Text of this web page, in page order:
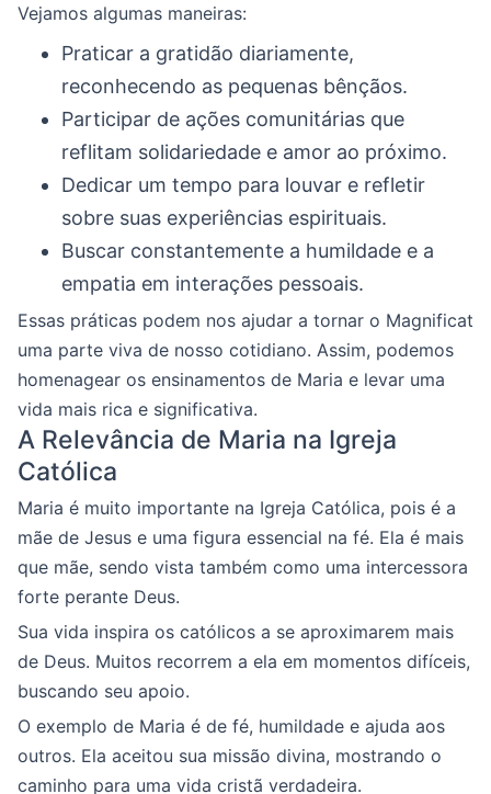
Vejamos algumas maneiras:
Praticar a gratidão diariamente,
reconhecendo as pequenas bênçãos.
Participar de ações comunitárias que
reflitam solidariedade e amor ao próximo.
Dedicar um tempo para louvar e refletir
sobre suas experiências espirituais.
Buscar constantemente a humildade e a
empatia em interações pessoais.
Essas práticas podem nos ajudar a tornar o Magnificat
uma parte viva de nosso cotidiano. Assim, podemos
homenagear os ensinamentos de Maria e levar uma
vida mais rica e significativa.
A Relevância de Maria na Igreja
Católica
Maria é muito importante na Igreja Católica, pois é a
mãe de Jesus e uma figura essencial na fé. Ela é mais
que mãe, sendo vista também como uma intercessora
forte perante Deus.
Sua vida inspira os católicos a se aproximarem mais
de Deus. Muitos recorrem a ela em momentos difíceis,
buscando seu apoio.
O exemplo de Maria é de fé, humildade e ajuda aos
outros. Ela aceitou sua missão divina, mostrando o
caminho para uma vida cristã verdadeira.